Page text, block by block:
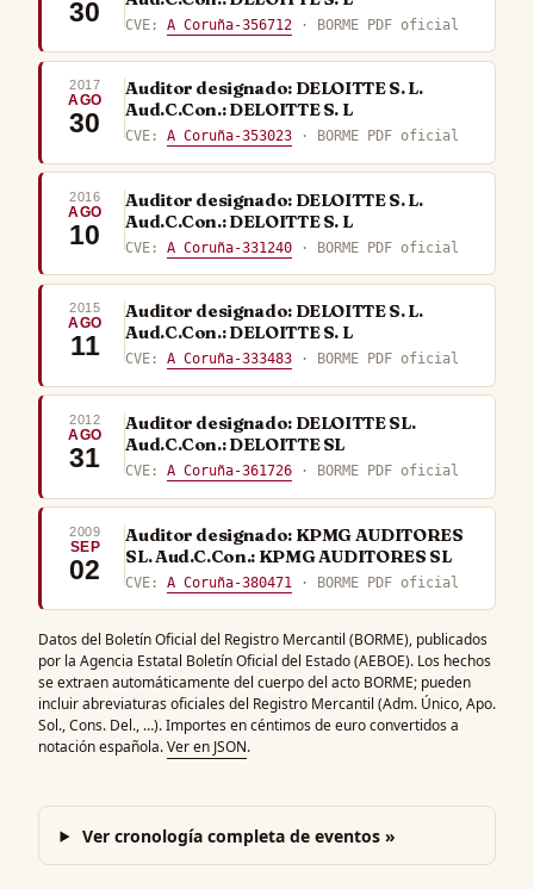
30 CVE:A Coruña-356712 · BORME PDF oficial
2017
AGO
30
Auditor designado: DELOITTE S. L.
Aud.C.Con.: DELOITTE S. L
CVE:A Coruña-353023 · BORME PDF oficial
2016
AGO
10
Auditor designado: DELOITTE S. L.
Aud.C.Con.: DELOITTE S. L
CVE:A Coruña-331240 · BORME PDF oficial
2015
AGO
11
Auditor designado: DELOITTE S. L.
Aud.C.Con.: DELOITTE S. L
CVE:A Coruña-333483 · BORME PDF oficial
2012
AGO
31
Auditor designado: DELOITTE SL.
Aud.C.Con.: DELOITTE SL
CVE:A Coruña-361726 · BORME PDF oficial
2009
SEP
02
Auditor designado: KPMG AUDITORES
SL. Aud.C.Con.: KPMG AUDITORES SL
CVE:A Coruña-380471 · BORME PDF oficial
Datos del Boletín Oficial del Registro Mercantil (BORME), publicados
por la Agencia Estatal Boletín Oficial del Estado (AEBOE). Los hechos
se extraen automáticamente del cuerpo del acto BORME; pueden
incluir abreviaturas oficiales del Registro Mercantil (Adm. Único, Apo.
Sol., Cons. Del., …). Importes en céntimos de euro convertidos a
notación española.Ver en JSON.
Ver cronología completa de eventos »